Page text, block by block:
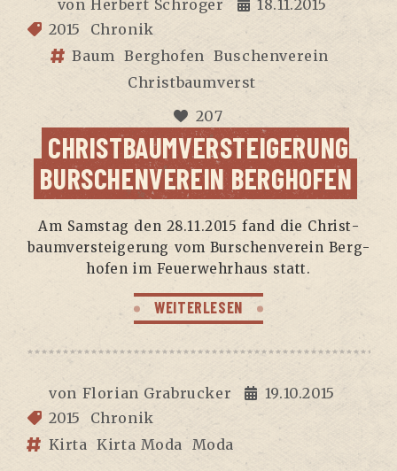
vonHerbert Schröger
18.11.2015
2015
Chronik
Baum Berghofen Buschenverein
Christbaumverst
207
CHRISTBAUMVERSTEIGERUNG
BURSCHENVEREIN BERGHOFEN
Am Sams­tag den 28.11.2015 fand die Christ­
baum­ver­stei­ge­rung vom Bur­schen­ver­ein Berg­
ho­fen im Feu­er­wehr­haus statt.
WEITERLESEN
von Florian Grabrucker
19.10.2015
2015
Chronik
Kirta Kirta Moda Moda